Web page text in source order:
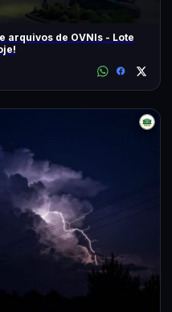
arquivos de OVNIs - Lote